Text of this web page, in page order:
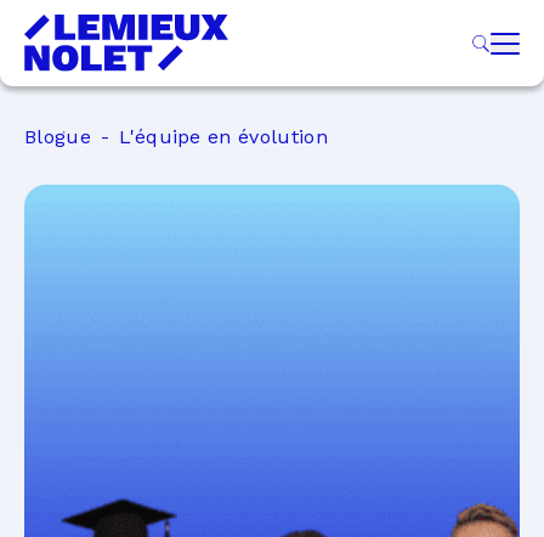
Blogue L'équipe en évolution